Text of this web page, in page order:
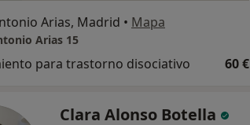
Arias, Madrid • Mapa
Arias 15
para trastorno disociativo 60 €
Clara Alonso Botella